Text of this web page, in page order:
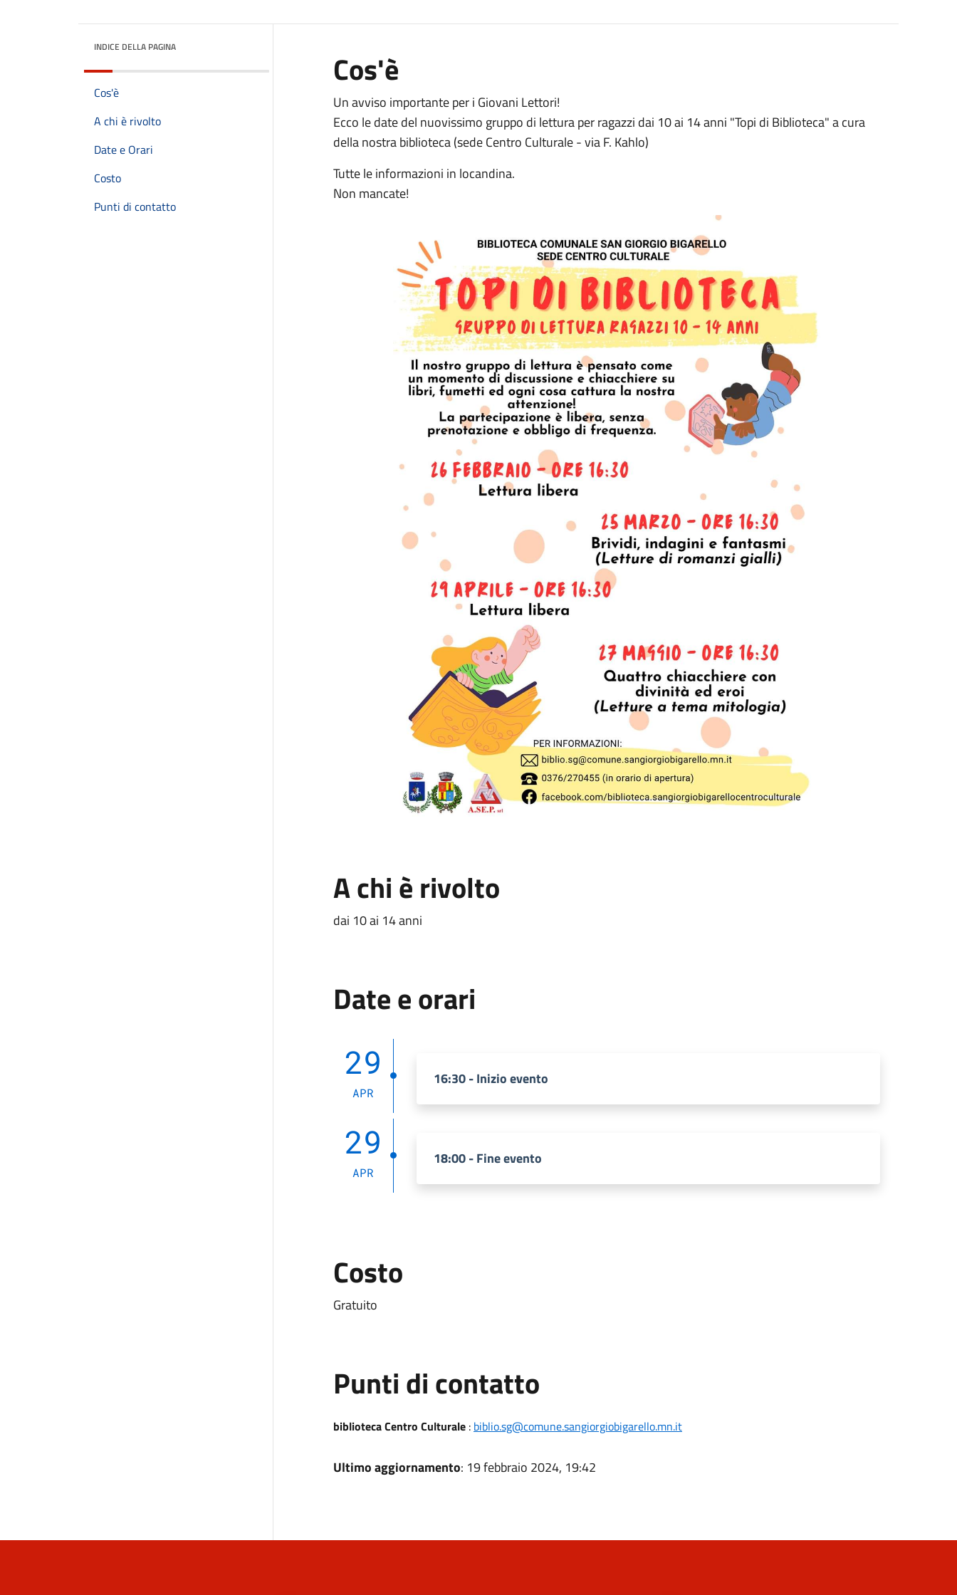
INDICE DELLA PAGINA
Cos'è
A chi è rivolto
Date e Orari
Costo
Punti di contatto
Cos'è
Un avviso importante per i Giovani Lettori!
Ecco le date del nuovissimo gruppo di lettura per ragazzi dai 10 ai 14 anni "Topi di Biblioteca" a cura
della nostra biblioteca (sede Centro Culturale - via F. Kahlo)
Tutte le informazioni in locandina.
Non mancate!
A chi è rivolto
dai 10 ai 14 anni
Date e orari
29
APR
16:30 - Inizio evento
29
APR
18:00 - Fine evento
Costo
Gratuito
Punti di contatto
biblioteca Centro Culturale: biblio.sg@comune.sangiorgiobigarello.mn.it
Ultimo aggiornamento: 19 febbraio 2024, 19:42